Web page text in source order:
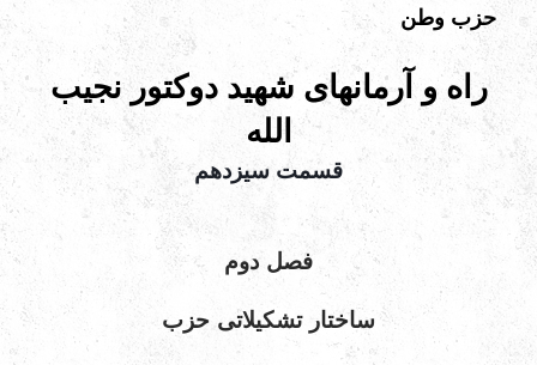
حزب وطن
راه و آرمانهای شهید دوکتور نجیب
الله
قسمت سیزدهم
فصل دوم
ساختار تشكيلاتی حزب